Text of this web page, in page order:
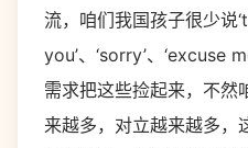
流，咱们我国孩子很少说
you’、‘sorry’、‘excuse
需求把这些捡起来，不然
来越多，对立越来越多，